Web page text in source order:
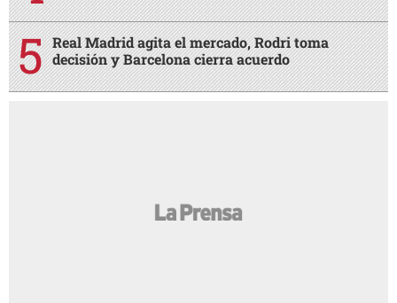
Real Madrid agita el mercado, Rodri toma
decisión y Barcelona cierra acuerdo